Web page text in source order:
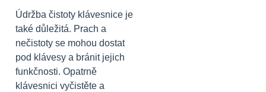
Údržba čistoty klávesnice je
také důležitá. Prach a
nečistoty se mohou dostat
pod klávesy a bránit jejich
funkčnosti. Opatrně
klávesnici vyčistěte a